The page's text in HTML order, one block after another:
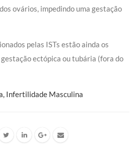
ovários, impedindo uma gestação
pelas ISTs estão ainda os
ectópica ou tubária (fora do
, Infertilidade Masculina